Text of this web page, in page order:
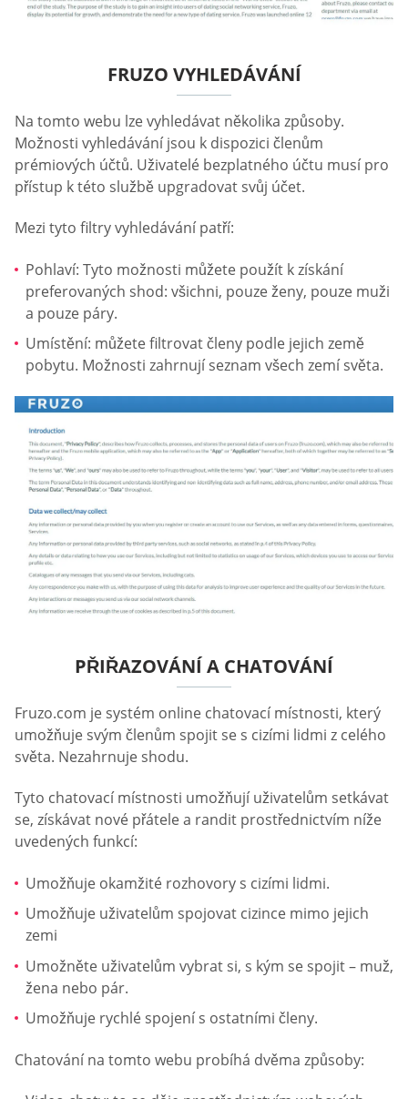
FRUZO VYHLEDÁVÁNÍ
Na tomto webu lze vyhledávat několika způsoby.
Možnosti vyhledávání jsou k dispozici členům
prémiových účtů. Uživatelé bezplatného účtu musí pro
přístup k této službě upgradovat svůj účet.
Mezi tyto filtry vyhledávání patří:
Pohlaví: Tyto možnosti můžete použít k získání
preferovaných shod: všichni, pouze ženy, pouze muži
a pouze páry.
Umístění: můžete filtrovat členy podle jejich země
pobytu. Možnosti zahrnují seznam všech zemí světa.
PŘIŘAZOVÁNÍ A CHATOVÁNÍ
Fruzo.com je systém online chatovací místnosti, který
umožňuje svým členům spojit se s cizími lidmi z celého
světa. Nezahrnuje shodu.
Tyto chatovací místnosti umožňují uživatelům setkávat
se, získávat nové přátele a randit prostřednictvím níže
uvedených funkcí:
Umožňuje okamžité rozhovory s cizími lidmi.
Umožňuje uživatelům spojovat cizince mimo jejich
zemi
Umožněte uživatelům vybrat si, s kým se spojit – muž,
žena nebo pár.
Umožňuje rychlé spojení s ostatními členy.
Chatování na tomto webu probíhá dvěma způsoby: